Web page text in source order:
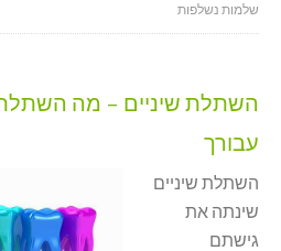
שלמות נשלפות
השתלת שיניים – מה השתלת
עבורך
השתלת שיניים
שינתה את
גישתם